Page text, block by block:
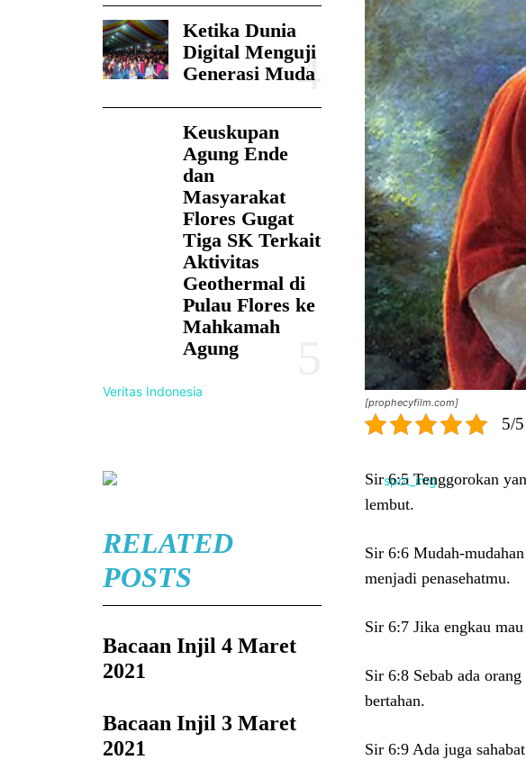
Ketika Dunia
Digital Menguji
Generasi Muda
Keuskupan
Agung Ende
dan
Masyarakat
Flores Gugat
Tiga SK Terkait
Aktivitas
Geothermal di
Pulau Flores ke
Mahkamah
Agung
Veritas Indonesia
RELATED
POSTS
Bacaan Injil 4 Maret
2021
Bacaan Injil 3 Maret
2021
[prophecyfilm.com]
5/
Sir 6:5 Tenggorokan
lembut.
Sir 6:6 Mudah-
menjadi penasehatmu.
Sir 6:7 Jika engkau
Sir 6:8 Sebab ada
bertahan.
Sir 6:9 Ada juga